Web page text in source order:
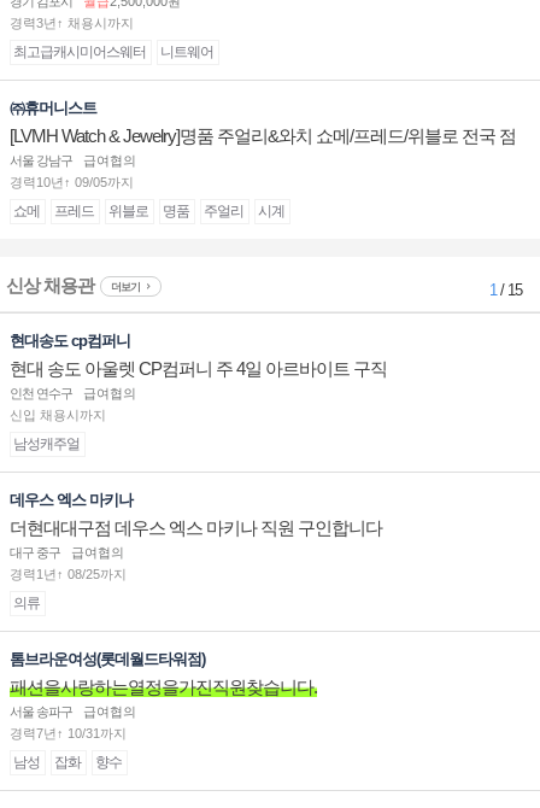
경력3년↑ 채용시까지
최고급캐시미어스웨터 니트웨어
㈜휴머니스트
[LVMH Watch & Jewelry]명품 주얼리&와치 쇼메/프레드/위블로 전국 점
장/부점장/판매사원 채용
서울 강남구
급여협의
경력10년↑ 09/05까지
쇼메 프레드 위블로 명품 주얼리 시계
신상 채용관 더보기 1/ 15
현대송도 cp컴퍼니
현대 송도 아울렛 CP컴퍼니 주 4일 아르바이트 구직
인천 연수구
급여협의
신입 채용시까지
남성캐주얼
데우스 엑스 마키나
더현대대구점 데우스 엑스 마키나 직원 구인합니다
대구 중구
급여협의
경력1년↑ 08/25까지
의류
톰브라운여성(롯데월드타워점)
패션을사랑하는열정을가진직원찾습니다.
서울 송파구
급여협의
경력7년↑ 10/31까지
남성 잡화 향수